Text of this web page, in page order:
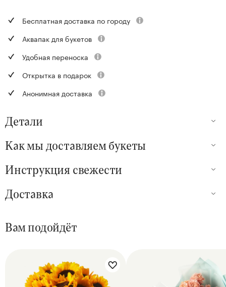
Бесплатная доставка по городу
Аквапак для букетов
Удобная переноска
Открытка в подарок
Анонимная доставка
Детали
Как мы доставляем букеты
Инструкция свежести
Доставка
Вам подойдёт
Цветы букета: Цветы букета: